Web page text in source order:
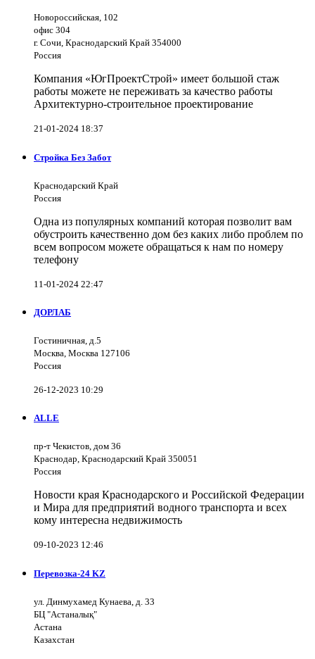
Новороссийская, 102
офис 304
г. Сочи, Краснодарский Край 354000
Россия
Компания «ЮгПроектСтрой» имеет большой стаж
работы можете не переживать за качество работы
Архитектурно-строительное проектирование
21-01-2024 18:37
Стройка Без Забот
Краснодарский Край
Россия
Одна из популярных компаний которая позволит вам
обустроить качественно дом без каких либо проблем по
всем вопросом можете обращаться к нам по номеру
телефону
11-01-2024 22:47
ДОРЛАБ
Гостиничная, д.5
Москва, Москва 127106
Россия
26-12-2023 10:29
ALLE
пр-т Чекистов, дом 36
Краснодар, Краснодарский Край 350051
Россия
Новости края Краснодарского и Российской Федерации
и Мира для предприятий водного транспорта и всех
кому интересна недвижимость
09-10-2023 12:46
Перевозка-24 KZ
ул. Динмухамед Кунаева, д. 33
БЦ "Астаналық"
Астана
Казахстан